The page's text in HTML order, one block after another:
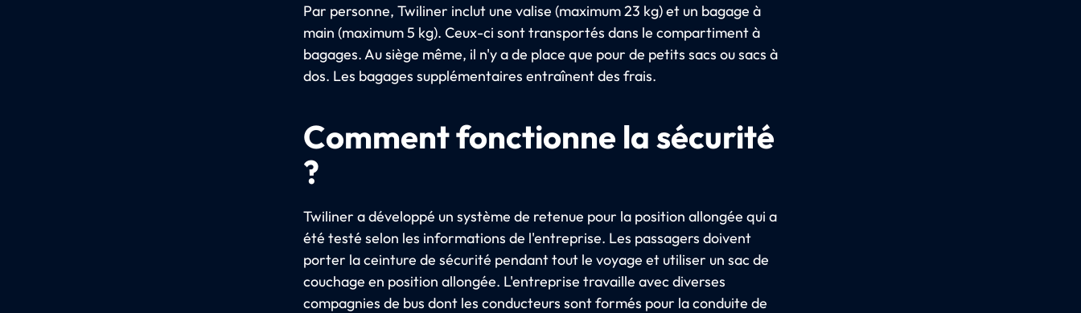
Par personne, Twiliner inclut une valise (maximum 23 kg) et un bagage à
main (maximum 5 kg). Ceux-ci sont transportés dans le compartiment à
bagages. Au siège même, il n'y a de place que pour de petits sacs ou sacs à
dos. Les bagages supplémentaires entraînent des frais.
Comment fonctionne la sécurité
?
Twiliner a développé un système de retenue pour la position allongée qui a
été testé selon les informations de l'entreprise. Les passagers doivent
porter la ceinture de sécurité pendant tout le voyage et utiliser un sac de
couchage en position allongée. L'entreprise travaille avec diverses
compagnies de bus dont les conducteurs sont formés pour la conduite de